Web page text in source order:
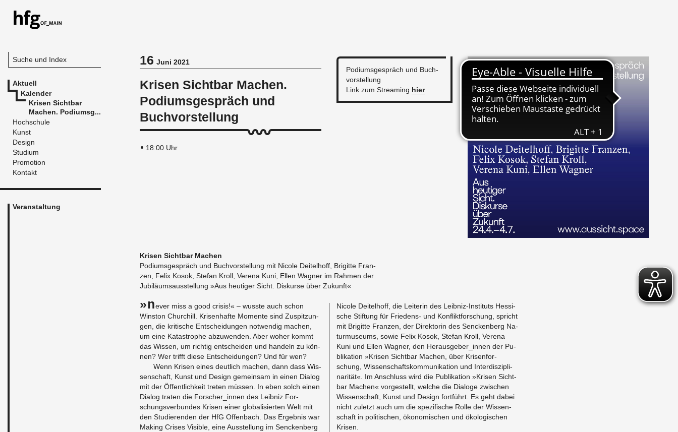
Suche und Index
Aktuell
Kalender
Krisen Sichtbar
Machen. Podiumsg...
Hochschule
Kunst
Design
Studium
Promotion
Kontakt
Veranstaltung
16Juni 2021
Krisen Sichtbar Machen.
Podiumsgespräch und
Buchvorstellung
18:00 Uhr
Po­di­ums­ge­spräch und Buch­
vor­stel­lung
Link zum Strea­m­ing hier
Kri­sen Sicht­bar Ma­chen
Po­di­ums­ge­spräch und Buch­vor­stel­lung mit Ni­co­le Dei­tel­hoff, Bri­git­te Fran­
zen, Felix Kosok, Ste­fan Kroll, Ve­re­na Kuni, Ellen Wag­ner im Rah­men der
Ju­bi­lä­ums­aus­stel­lung »Aus heu­ti­ger Sicht. Dis­kur­se über Zu­kunft«
»Never miss a good cri­sis!« – wuss­te auch schon
Wins­ton Chur­chill. Kri­sen­haf­te Mo­men­te sind Zu­spit­zun­
gen, die kri­ti­sche Ent­schei­dun­gen not­wen­dig ma­chen,
um eine Ka­ta­stro­phe ab­zu­wen­den. Aber woher kommt
das Wis­sen, um rich­tig ent­schei­den und han­deln zu kön­
nen? Wer trifft diese Ent­schei­dun­gen? Und für wen?
Wenn Kri­sen eines deut­lich ma­chen, dann dass Wis­
sen­schaft, Kunst und De­sign ge­mein­sam in einen Dia­log
mit der Öf­fent­lich­keit tre­ten müs­sen. In eben solch einen
Dia­log tra­ten die For­scher_in­nen des Leib­niz For­
schungs­ver­bun­des Kri­sen einer glo­ba­li­sier­ten Welt mit
den Stu­die­ren­den der HfG Of­fen­bach. Das Er­geb­nis war
Ma­king Cri­ses Vi­si­ble, eine Aus­stel­lung im Sencken­berg
Ni­co­le Dei­tel­hoff, die Lei­te­rin des Leib­niz-In­sti­tuts Hes­si­
sche Stif­tung für Frie­dens- und Kon­flikt­for­schung, spricht
mit Bri­git­te Fran­zen, der Di­rek­to­rin des Sencken­berg Na­
tur­mu­se­ums, sowie Felix Kosok, Ste­fan Kroll, Ve­re­na
Kuni und Ellen Wag­ner, den Her­aus­ge­ber_in­nen der Pu­
bli­ka­ti­on »Kri­sen Sicht­bar Ma­chen, über Kri­sen­for­
schung, Wis­sen­schafts­kom­mu­ni­ka­ti­on und In­ter­dis­zi­pli­
na­ri­tät«. Im An­schluss wird die Pu­bli­ka­ti­on »Kri­sen Sicht­
bar Ma­chen« vor­ge­stellt, wel­che die Dia­lo­ge zwi­schen
Wis­sen­schaft, Kunst und De­sign fort­führt. Es geht dabei
nicht zu­letzt auch um die spe­zi­fi­sche Rolle der Wis­sen­
schaft in po­li­ti­schen, öko­no­mi­schen und öko­lo­gi­schen
Kri­sen.